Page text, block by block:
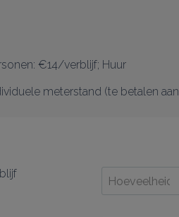
€14/verblijf; Huur
meterstand (te betalen aan